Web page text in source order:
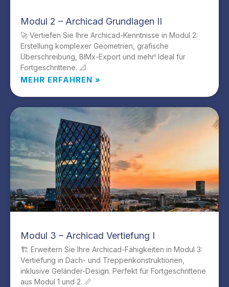
Modul 2 – Archicad Grundlagen II
🚀 Vertiefen Sie Ihre Archicad-Kenntnisse in Modul 2:
Erstellung komplexer Geometrien, grafische
Überschreibung, BIMx-Export und mehr! Ideal für
Fortgeschrittene. 📐
MEHR ERFAHREN »
Modul 3 – Archicad Vertiefung I
🏗️ Erweitern Sie Ihre Archicad-Fähigkeiten in Modul 3:
Vertiefung in Dach- und Treppenkonstruktionen,
inklusive Geländer-Design. Perfekt für Fortgeschrittene
aus Modul 1 und 2. 📏